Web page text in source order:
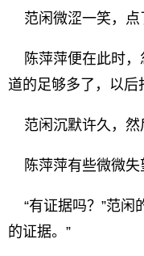
范闲微涩一笑，点
陈萍萍便在此时，
道的足够多了，以后
范闲沉默许久，然
陈萍萍有些微微失
“有证据吗？”范闲
的证据。”